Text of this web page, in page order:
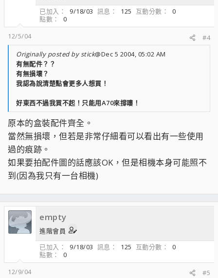
已加入
9/18/03 訊息 125 互動分數
0
點數
0
12/5/04
#4
Originally posted by stick@Dec 5 2004, 05:02 AM
有無配件？？
有無損壞？
我認為說清楚點會更多人想買！
好東西不過我買不起！只能用A70來撐嘍！
原本的盒裝配件齊全。
當然無損壞，但若是非常仔細看可以看出有一些使用
過的痕跡。
如果要拍配件圖的話應該OK，但是相機本身可能照不
到(因為我只有一台相機)
empty
進階會員
已加入
9/18/03 訊息 125 互動分數
0
點數
0
12/9/04
#5